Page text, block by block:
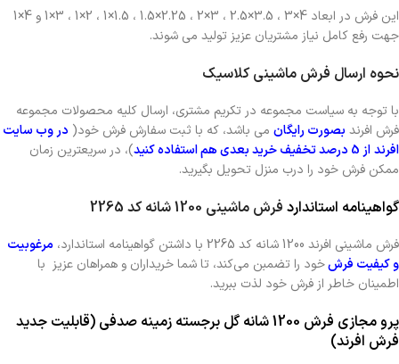
این فرش در ابعاد 4×3 ، 3.5×2.5 ، 3×2 ، 2.25×1.5 ، 1.5×1 ، 2×1 ، 3×1 و 4×1
جهت رفع کامل نیاز مشتریان عزیز تولید می شوند.
نحوه ارسال فرش ماشینی کلاسیک
با توجه به سیاست مجموعه در تکریم مشتری، ارسال کلیه محصولات مجموعه
فرش افرند بصورت رایگان می باشد، که با ثبت سفارش فرش خود( در وب سایت
افرنداز 5 درصد تخفیف خرید بعدی هم استفاده کنید
)، در سریعترین زمان
ممکن فرش خود را درب منزل تحویل بگیرید.
گواهینامه استاندارد فرش ماشینی 1200 شانه کد 2265
فرش ماشینی افرند 1200 شانه کد 2265 با داشتن گواهینامه استاندارد،
مرغوبیت
و کیفیت فرشخود را تضمبن می‌کند، تا شما خریداران و همراهان عزیز با
اطمینان خاطر از فرش خود لذت ببرید.
پرو مجازی فرش 1200 شانه گل برجسته زمینه صدفی
(قابلیت جدید
فرش افرند)